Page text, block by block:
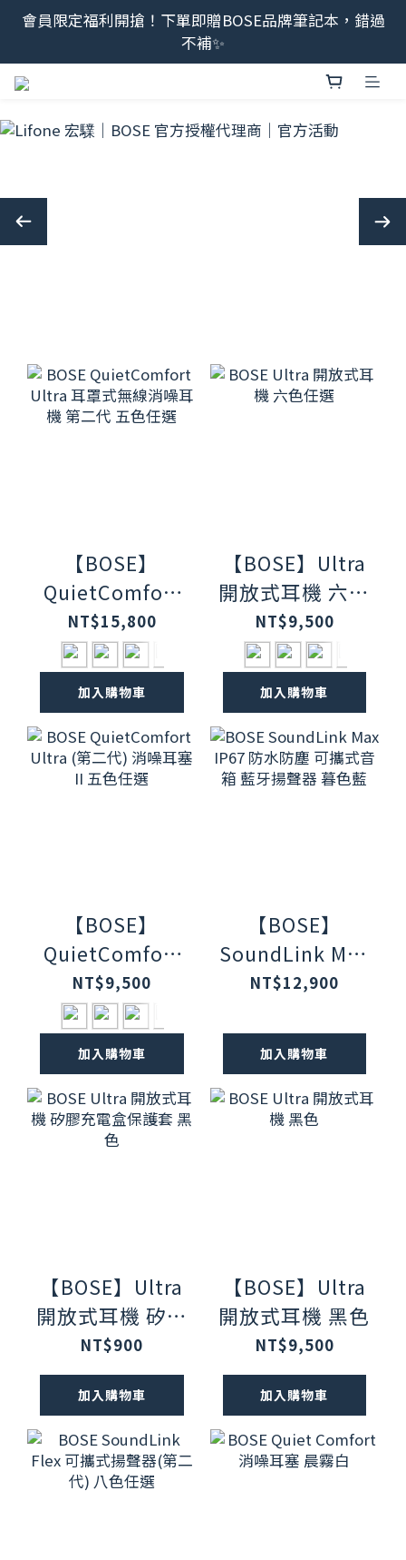
最新消息📢BOSE 售後服務、維修流程調整<2026/6/8
起>
會員限定福利開搶！下單即贈BOSE品牌筆記本，錯過
不補✨
最新消息📢BOSE 售後服務、維修流程調整<2026/6/8
【BOSE】
QuietComfort
Ultra 耳罩式無
線消噪耳機 第二
代 五色任選
NT$15,800
加入購物車
【BOSE】Ultra
開放式耳機 六色
任選
NT$9,500
加入購物車
【BOSE】
QuietComfort
Ultra (第二代)
消噪耳塞 II 五色
任選
NT$9,500
加入購物車
【BOSE】
SoundLink Max
IP67 防水防塵
揚聲器 暮色藍
NT$12,900
加入購物車
【BOSE】Ultra
開放式耳機 矽膠
充電盒保護套 黑
色
NT$900
加入購物車
【BOSE】Ultra
開放式耳機 黑色
NT$9,500
加入購物車